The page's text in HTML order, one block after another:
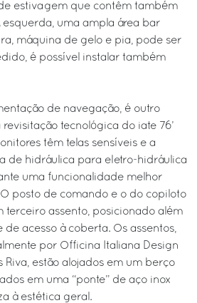
estivagem que contêm também
esquerda, uma ampla área bar
máquina de gelo e pia, pode ser
é possível instalar também
de navegação, é outro
tecnológica do iate 76’
têm telas sensíveis e a
de hidráulica para eletro-hidráulica
uma funcionalidade melhor
posto de comando e o do copiloto
terceiro assento, posicionado além
acesso à coberta. Os assentos,
por Officina Italiana Design
Riva, estão alojados em um berço
em uma “ponte” de aço inox
à estética geral.